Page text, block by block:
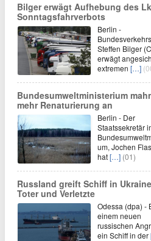
Bilger erwägt Aufhebung des
Sonntagsfahrverbots
Berlin -
Steffen Bilger
erwägt
extremen […]
Bundesumweltministerium
mehr Renaturierung an
Berlin - Der
Staatssekretär
um, Jochen
hat[…] (01)
Russland greift Schiff in
Toter und Verletzte
Odessa (dpa) -
einem neuen
russischen
ein Schiff in der